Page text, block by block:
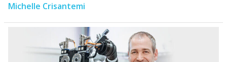
Michelle Crisantemi